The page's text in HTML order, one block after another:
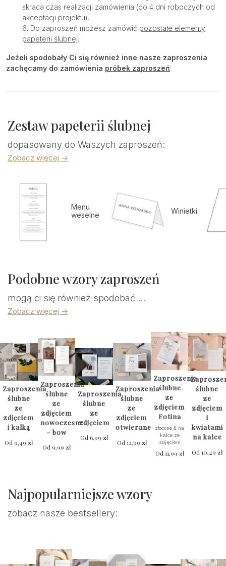
skraca czas realizacji zamówienia (do 4 dni roboczych od
akceptacji projektu).
Do zaproszeń możesz zamówić pozostałe elementy
papeterii ślubnej.
Jeżeli spodobały Ci się również inne nasze zaproszenia
zachęcamy do zamówienia próbek zaproszeń
Zestaw papeterii ślubnej
dopasowany do Waszych zaproszeń:
Zobacz więcej ->
Menu
weselne
Winietki
Podobne wzory zaproszeń
mogą ci się również spodobać ...
Zobacz więcej ->
Zaproszenia
ślubne
ze
zdjęciem
i kalką
Od9,49zł
Zaproszenia
ślubne
ze
zdjęciem
nowoczesne
– bow
Od 9,99 zł
Zaproszenia
ślubne
ze
zdjęciem
Od6,99zł
Zaproszenia
ślubne
ze
zdjęciem
otwierane
Od 12,99 zł
Zaproszenia
ślubne
ze
zdjęciem
Fotina
złocone & na
kalce ze
zdjęciem
Od 11,99 zł
ślubne
ze
zdjęciem
i
kwiatami
na kalce
Od10,49zł
Najpopularniejsze wzory
zobacz nasze bestsellery: